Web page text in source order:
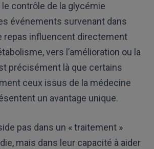
le contrôle de la glycémie
événements survenant dans
repas influencent directement
vers l’amélioration ou la
précisément là que certains
ceux issus de la médecine
un avantage unique.
pas dans un « traitement »
mais dans leur capacité à aider